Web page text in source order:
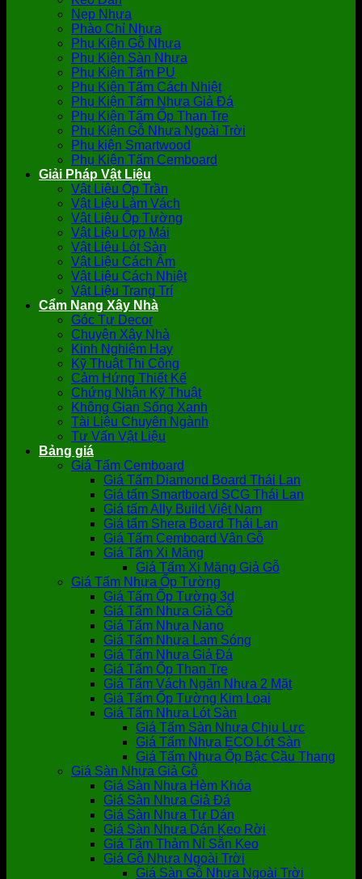
Nẹp Nhựa
Phào Chỉ Nhựa
Phụ Kiện Gỗ Nhựa
Phụ Kiện Sàn Nhựa
Phụ Kiện Tấm PU
Phụ Kiện Tấm Cách Nhiệt
Phụ Kiện Tấm Nhựa Giả Đá
Phụ Kiện Tấm Ốp Than Tre
Phụ Kiện Gỗ Nhựa Ngoài Trời
Phụ kiện Smartwood
Phụ Kiện Tấm Cemboard
Giải Pháp Vật Liệu
Vật Liệu Ốp Trần
Vật Liệu Làm Vách
Vật Liệu Ốp Tường
Vật Liệu Lợp Mái
Vật Liệu Lót Sàn
Vật Liệu Cách Âm
Vật Liệu Cách Nhiệt
Vật Liệu Trang Trí
Cẩm Nang Xây Nhà
Góc Tự Decor
Chuyện Xây Nhà
Kinh Nghiệm Hay
Kỹ Thuật Thi Công
Cảm Hứng Thiết Kế
Chứng Nhận Kỹ Thuật
Không Gian Sống Xanh
Tài Liệu Chuyên Ngành
Tư Vấn Vật Liệu
Bảng giá
Giá Tấm Cemboard
Giá Tấm Diamond Board Thái Lan
Giá tấm Smartboard SCG Thái Lan
Giá tấm Ally Build Việt Nam
Giá tấm Shera Board Thái Lan
Giá Tấm Cemboard Vân Gỗ
Giá Tấm Xi Măng
Giá Tấm Xi Măng Giả Gỗ
Giá Tấm Nhựa Ốp Tường
Giá Tấm Ốp Tường 3d
Giá Tấm Nhựa Giả Gỗ
Giá Tấm Nhựa Nano
Giá Tấm Nhựa Lam Sóng
Giá Tấm Nhựa Giả Đá
Giá Tấm Ốp Than Tre
Giá Tấm Vách Ngăn Nhựa 2 Mặt
Giá Tấm Ốp Tường Kim Loại
Giá Tấm Nhựa Lót Sàn
Giá Tấm Sàn Nhựa Chịu Lực
Giá Tấm Nhựa ECO Lót Sàn
Giá Tấm Nhựa Ốp Bậc Cầu Thang
Giá Sàn Nhựa Giả Gỗ
Giá Sàn Nhựa Hèm Khóa
Giá Sàn Nhựa Giả Đá
Giá Sàn Nhựa Tự Dán
Giá Sàn Nhựa Dán Keo Rời
Giá Tấm Thảm Nỉ Sẵn Keo
Giá Gỗ Nhựa Ngoài Trời
Giá Sàn Gỗ Nhựa Ngoài Trời